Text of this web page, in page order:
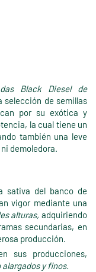
Black Diesel de
de semillas
por su exótica y
la cual tiene un
también una leve
demoledora.
sativa del banco de
vigor mediante una
alturas, adquiriendo
secundarias, en
producción.
sus producciones,
y finos.